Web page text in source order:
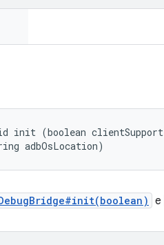
init (boolean
adbOsLocation)
e